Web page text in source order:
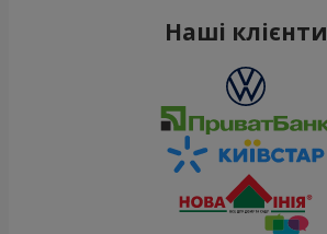
Наші клієнти